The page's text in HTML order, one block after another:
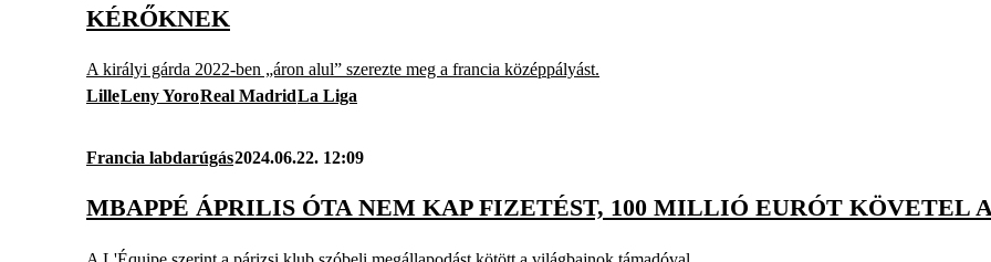
KÉRŐKNEK
A királyi gárda 2022-ben „áron alul” szerezte meg a francia középpályást.
LilleLeny YoroReal MadridLa Liga
Francia labdarúgás2024.06.22. 12:09
MBAPPÉ ÁPRILIS ÓTA NEM KAP FIZETÉST, 100 MILLIÓ EURÓT KÖVETEL